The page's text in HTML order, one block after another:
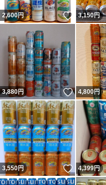
2,600円 いいね！
3,150円
3,880円 いいね！
4,800円
3,550円 いいね！
4,399円